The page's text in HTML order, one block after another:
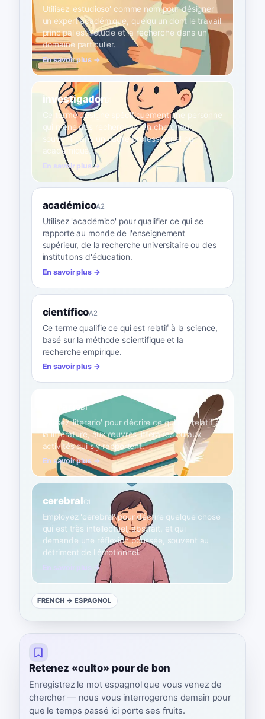
Utilisez 'estudioso' comme nom pour désigner
un expert académique, quelqu'un dont le travail
principal est l'étude et la recherche dans un
domaine particulier.
En savoir plus →
investigador
Ce terme désigne spécifiquement une personne
qui mène des recherches, un chercheur,
souvent dans un cadre professionnel ou
académique.
En savoir plus →
académicoA2
Utilisez 'académico' pour qualifier ce qui se
rapporte au monde de l'enseignement
supérieur, de la recherche universitaire ou des
institutions d'éducation.
En savoir plus →
científicoA2
Ce terme qualifie ce qui est relatif à la science,
basé sur la méthode scientifique et la
recherche empirique.
En savoir plus →
literarioB1
Utilisez 'literario' pour décrire ce qui est relatif à
la littérature, aux œuvres littéraires ou aux
activités qui s'y rapportent.
En savoir plus →
cerebralC1
Employez 'cerebral' pour décrire quelque chose
qui est très intellectuel, abstrait, et qui
demande une réflexion poussée, souvent au
détriment de l'émotionnel.
En savoir plus →
FRENCH → ESPAGNOL
Retenez «culto» pour de bon
Enregistrez le mot espagnol que vous venez de
chercher — nous vous interrogerons demain pour
que le temps passé ici porte ses fruits.